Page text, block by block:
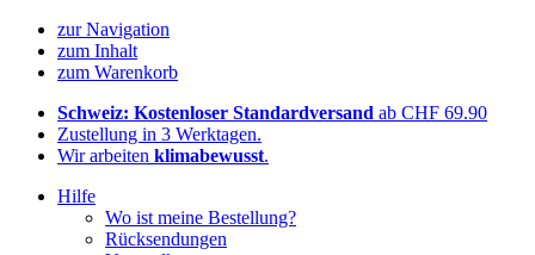
zur Navigation
zum Inhalt
zum Warenkorb
Schweiz: Kostenloser Standardversand ab CHF 69.90
Zustellung in 3 Werktagen.
Wir arbeiten klimabewusst.
Hilfe
Wo ist meine Bestellung?
Rücksendungen